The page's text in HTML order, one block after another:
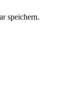
speichern.